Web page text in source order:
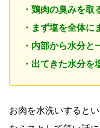
・鶏肉の臭みを取
・まず塩を全体に
・内部から水分と
・出てきた水分を
お肉を水洗いすると